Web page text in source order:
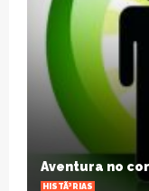
A
agonizante
ARTIGOS